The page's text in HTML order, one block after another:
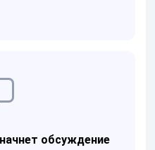
обсуждение